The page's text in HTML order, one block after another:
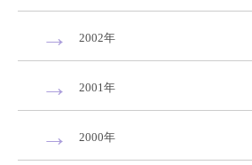
2002年
2001年
2000年